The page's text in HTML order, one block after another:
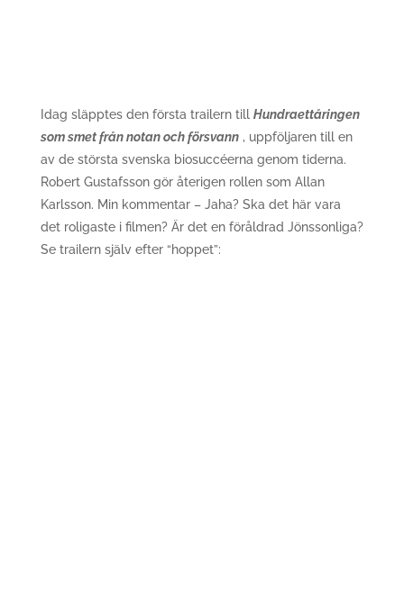
Idag släpptes den första trailern till Hundraettåringen
som smet från notan och försvann, uppföljaren till en
av de största svenska biosuccéerna genom tiderna.
Robert Gustafsson gör återigen rollen som Allan
Karlsson. Min kommentar – Jaha? Ska det här vara
det roligaste i filmen? Är det en föråldrad Jönssonliga?
Se trailern själv efter “hoppet”: